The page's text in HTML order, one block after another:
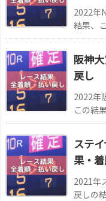
2022年
結果、
阪神
戻し
2022年
この結
ステ
果・
2021年
戻しの